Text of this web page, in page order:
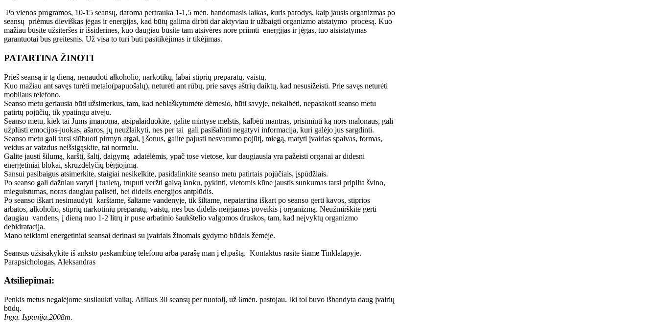
Po vienos programos, 10-15 seansų, daroma pertrauka 1-1,5 mėn. bandomasis laikas, kuris parodys, kaip jausis organizmas po
seansų priėmus dieviškas jėgas ir energijas, kad būtų galima dirbti dar aktyviau ir užbaigti organizmo atstatymo procesą. Kuo
mažiau būsite užsiteršes ir išsiderines, kuo daugiau būsite tam atsivėres nore priimti energijas ir jėgas, tuo atsistatymas
garantuotai bus greitesnis. Už visa to turi būti pasitikėjimas ir tikėjimas.
PATARTINA ŽINOTI
Prieš seansą ir tą dieną, nenaudoti alkoholio, narkotikų, labai stiprių preparatų, vaistų.
Kuo mažiau ant savęs turėti metalo(papuošalų), neturėti ant rūbų, prie savęs aštrių daiktų, kad nesusižeisti. Prie savęs neturėti
mobilaus telefono.
Seanso metu geriausia būti užsimerkus, tam, kad neblaškytumėte dėmesio, būti savyje, nekalbėti, nepasakoti seanso metu
patirtų pojūčių, tik ypatingu atveju.
Seanso metu, kiek tai Jums įmanoma, atsipalaiduokite, galite mintyse melstis, kalbėti mantras, prisiminti ką nors malonaus, gali
užplūsti emocijos-juokas, ašaros, jų neužlaikyti, nes per tai gali pasišalinti negatyvi informacija, kuri galėjo jus sargdinti.
Seanso metu gali tarsi siūbuoti pirmyn atgal, į šonus, galite pajusti nesvarumo pojūtį, miegą, matyti įvairias spalvas, formas,
veidus ar vaizdus neišsigąskite, tai normalu.
Galite jausti šilumą, karštį, šaltį, daigymą adatėlėmis, ypač tose vietose, kur daugiausia yra pažeisti organai ar didesni
energetiniai blokai, skruzdėlyčių bėgiojimą.
Sansui pasibaigus atsimerkite, staigiai nesikelkite, pasidalinkite seanso metu patirtais pojūčiais, įspūdžiais.
Po seanso gali dažniau varyti į tualetą, truputi veržti galvą lanku, pykinti, vietomis kūne jaustis sunkumas tarsi pripilta švino,
mieguistumas, noras daugiau pailsėti, bei didelis energijos antplūdis.
Po seanso iškart nesimaudyti karštame, šaltame vandenyje, tik šiltame, nepatartina iškart po seanso gerti kavos, stiprios
arbatos, alkoholio, stiprių narkotinių preparatų, vaistų, nes bus didelis neigiamas poveikis į organizmą. Neužmirškite gerti
daugiau vandens, į dieną nuo 1-2 litrų ir puse arbatinio šaukštelio valgomos druskos, tam, kad neįvyktų organizmo
dehidratacija.
Mano teikiami energetiniai seansai derinasi su įvairiais žinomais gydymo būdais žemėje.
Seansus užsisakykite iš anksto paskambinę telefonu arba parašę man į el.paštą. Kontaktus rasite šiame Tinklalapyje.
Parapsichologas, Aleksandras
Atsiliepimai:
Penkis metus negalėjome susilaukti vaikų. Atlikus 30 seansų per nuotolį, už 6mėn. pastojau. Iki tol buvo išbandyta daug įvairių
būdų.
Inga. Ispanija,2008m.